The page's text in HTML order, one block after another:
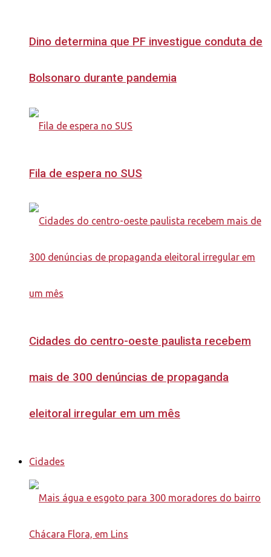
Dino determina que PF investigue conduta de
Bolsonaro durante pandemia
Fila de espera no SUS
Cidades do centro-oeste paulista recebem
mais de 300 denúncias de propaganda
eleitoral irregular em um mês
Cidades